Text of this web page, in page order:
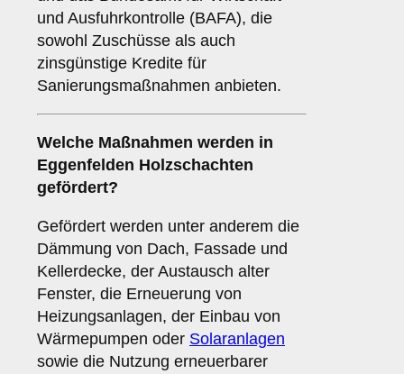
und Ausfuhrkontrolle (BAFA), die
sowohl Zuschüsse als auch
zinsgünstige Kredite für
Sanierungsmaßnahmen anbieten.
Welche Maßnahmen werden in
Eggenfelden Holzschachten
gefördert?
Gefördert werden unter anderem die
Dämmung von Dach, Fassade und
Kellerdecke, der Austausch alter
Fenster, die Erneuerung von
Heizungsanlagen, der Einbau von
Wärmepumpen oder Solaranlagen
sowie die Nutzung erneuerbarer